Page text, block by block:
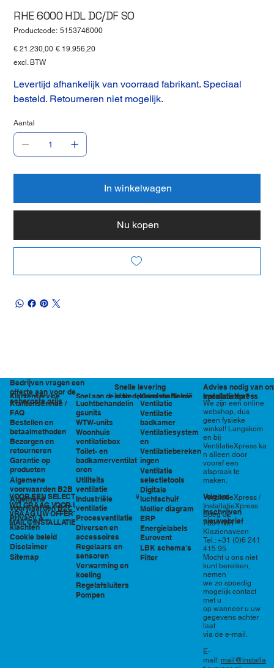
RHE 6000 HDL DC/DF SO
Productcode: Productcode
5153746000
Originele
€ 21.230,00 Verkoopprijs
€ 19.956,20
excl. BTW
Levertijd afhankelijk van voorraad fabrikant. Speciaal
besteld. Retourneren niet mogelijk.
Aantal
In winkelwagen
Nu kopen
Klantenservice
Klantenservice /
FAQ
Bestellen en
betaalmethoden
Bezorgen en
retourneren
Garantie op
producten
Algemene
voorwaarden B2B
Algemene
voorwaarden B2C
Privacy &
klachten
Cookie beleid
Disclaimer
Sitemap
VOOR EEN SELECTIE EN PRIJSOPGAVE STAAN
WIJ GRAAG VOOR U KLAAR!
VRAAG UW OFFERTE AAN VIA
MAIL@INSTALLATIEXPRESS.NL
Bedrijven vragen een
offerte aan voor de
scherpste prijs
Snelle levering
in Nederland en België
Advies nodig van
specialisten?
Snel aan de slag
Luchtbehandelin
gsunits
WTW-units
Woonhuis
ventilatiebox
Toilet- en
badkamerventilat
oren
Utiliteits
ventilatie
Industriële
ventilatie
Procesventilatie
Diversen en
accessoires
Regelaars en
sensoren
Verwarming en
koeling
Regelafsluiters
Pompen
Kennisbank en
tools
Ventilatie
Ventilatie
badkamer
Ventilatiesystem
en
Ventilatiebereken
ingen
Ventilatie
selectietools
Digitale
luchtschuif
Mollier diagram
ERP
Energielabels
Eurovent
LBK schema's
Filter
We zijn een online
webshop, dus
geen fysieke
winkel! Langskom
en bij
VentilatieXpress ka
n alleen door
vooraf een
afspraak te
maken.
VentilatieXpress /
InstallatieXpress
Boeg 32
7891 MR
Klazienaveen
Tel.: +31 (0)6 241
415 95
Mocht u ons niet
kunt bereiken,
nemen
we zo spoedig
mogelijk contact
met u
op wanneer u uw
gegevens achter
laat
via de e-mail.
E-
mail: mail@installa
InstallatieXpress
Volg ons
Inschrijven
nieuwsbrief